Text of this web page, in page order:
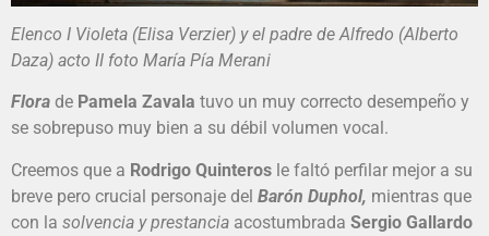
Elenco I Violeta (Elisa Verzier) y el padre de Alfredo (Alberto
Daza) acto II foto María Pía Merani
Flora de Pamela Zavala tuvo un muy correcto desempeño y
se sobrepuso muy bien a su débil volumen vocal.
Creemos que a Rodrigo Quinteros le faltó perfilar mejor a su
breve pero crucial personaje del Barón Duphol, mientras que
con la solvencia y prestancia acostumbrada Sergio Gallardo